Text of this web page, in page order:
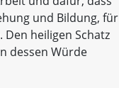
und Bildung, für
heiligen Schatz
dessen Würde